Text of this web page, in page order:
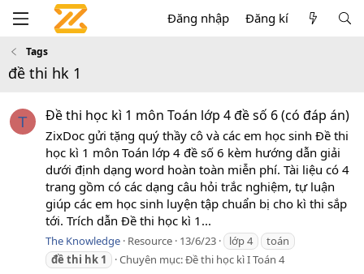
Đăng nhập Đăng kí
Tags
đề thi hk 1
T Đề thi học kì 1 môn Toán lớp 4 đề số 6 (có đáp án)
ZixDoc gửi tặng quý thầy cô và các em học sinh Đề thi
học kì 1 môn Toán lớp 4 đề số 6 kèm hướng dẫn giải
dưới định dạng word hoàn toàn miễn phí. Tài liệu có 4
trang gồm có các dạng câu hỏi trắc nghiệm, tự luận
giúp các em học sinh luyện tập chuẩn bị cho kì thi sắp
tới. Trích dẫn Đề thi học kì 1...
The Knowledge Resource 13/6/23 lớp 4
toán
đề thi hk 1 Chuyên mục:Đề thi học kì I Toán 4